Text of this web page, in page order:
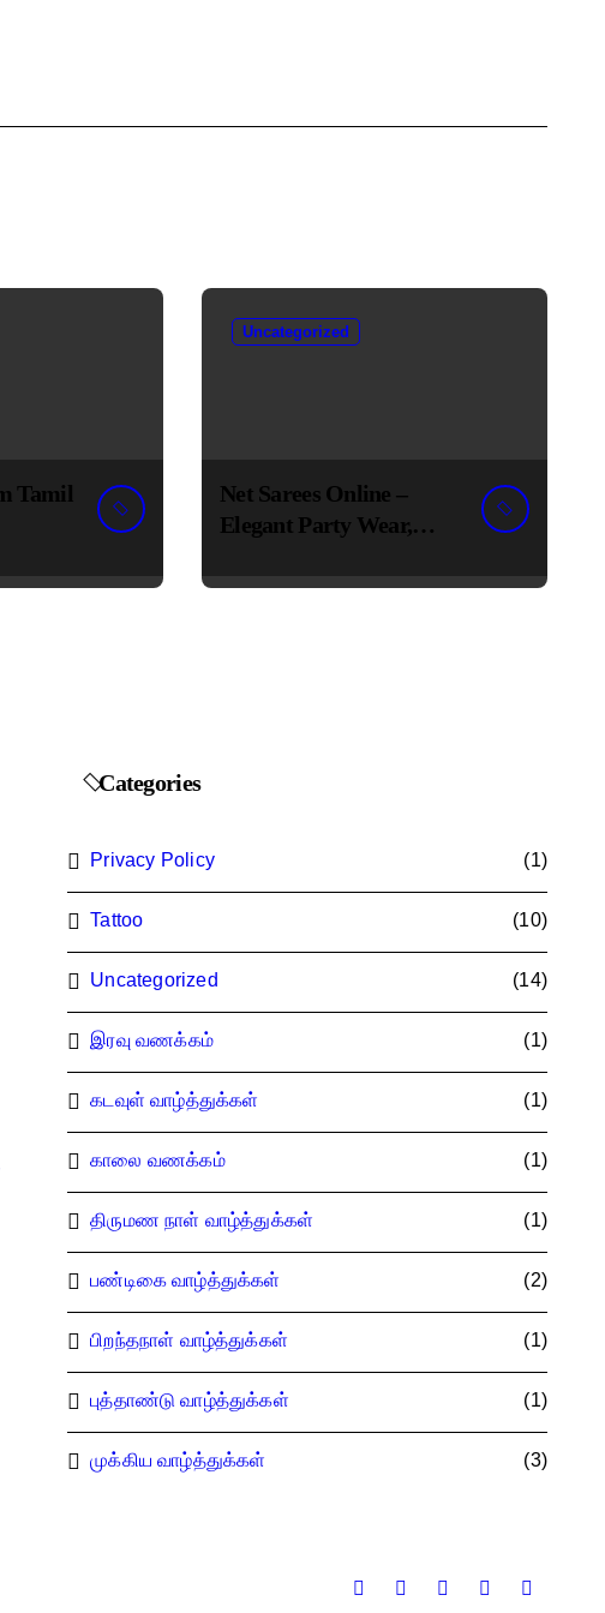
Tamil
Uncategorized
Net Sarees Online –
Elegant Party Wear,
Designer Net Saree
Categories
Privacy Policy (1)
Tattoo (10)
Uncategorized (14)
இரவு வணக்கம் (1)
கடவுள் வாழ்த்துக்கள் (1)
காலை வணக்கம் (1)
திருமண நாள் வாழ்த்துக்கள் (1)
பண்டிகை வாழ்த்துக்கள் (2)
பிறந்தநாள் வாழ்த்துக்கள் (1)
புத்தாண்டு வாழ்த்துக்கள் (1)
முக்கிய வாழ்த்துக்கள் (3)